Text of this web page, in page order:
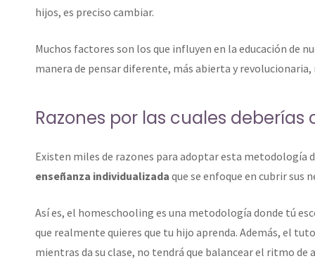
hijos, es preciso cambiar.
Muchos factores son los que influyen en la educación de
manera de pensar diferente, más abierta y
Razones por las cuales
Existen miles de razones para adoptar esta metodología
enseñanza individualizada que se enfoque en cubrir sus
Así es, el homeschooling es una metodología donde tú
que realmente quieres que tu hijo aprenda. Además, el
mientras da su clase, no tendrá que balancear el ritmo de